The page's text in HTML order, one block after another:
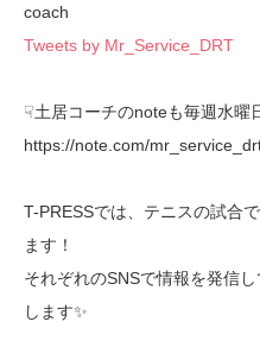
coach
Tweets by Mr_Service_DRT
☟土居コーチのnoteも毎週水曜
https://note.com/
T-PRESSでは、テニスの試合
ます！
それぞれのSNSで情報を発信
します✨